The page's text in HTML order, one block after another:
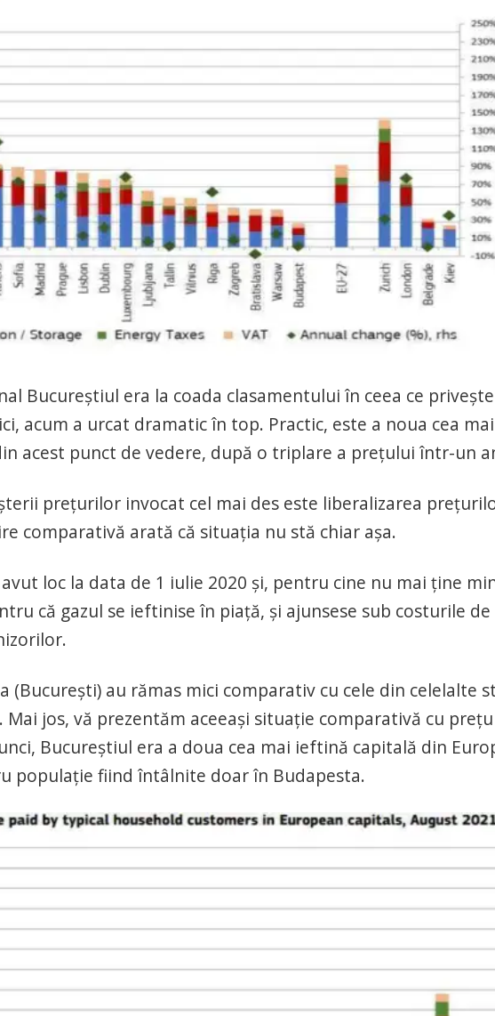
Bucureștiul era la coada clasamentului în ceea ce privește
acum a urcat dramatic în top. Practic, este a noua cea mai
acest punct de vedere, după o triplare a prețului într-un
prețurilor invocat cel mai des este liberalizarea
comparativă arată că situația nu stă chiar așa.
loc la data de 1 iulie 2020 și, pentru cine nu mai ține
că gazul se ieftinise în piață, și ajunsese sub costurile de
(București) au rămas mici comparativ cu cele din celelalte
jos, vă prezentăm aceeași situație comparativă cu
Bucureștiul era a doua cea mai ieftină capitală din
populație fiind întâlnite doar în Budapesta.